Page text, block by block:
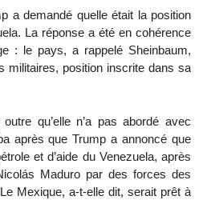
a demandé quelle était la position
La réponse a été en cohérence
: le pays, a rappelé Sheinbaum,
militaires, position inscrite dans sa
qu’elle n’a pas abordé avec
après que Trump a annoncé que
et d’aide du Venezuela, après
Maduro par des forces des
Mexique, a-t-elle dit, serait prêt à